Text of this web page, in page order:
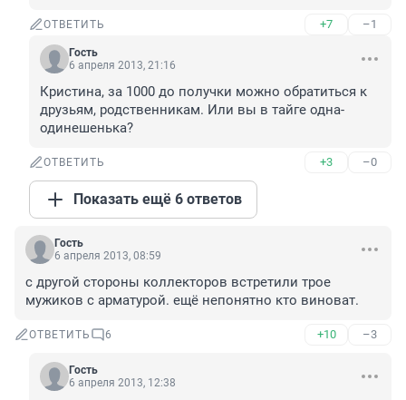
ОТВЕТИТЬ +7 –1
Гость
6 апреля 2013, 21:16
Кристина, за 1000 до получки можно обратиться к
друзьям, родственникам. Или вы в тайге одна-
одинешенька?
ОТВЕТИТЬ +3 –0
Показать ещё 6 ответов
Гость
6 апреля 2013, 08:59
с другой стороны коллекторов встретили трое
мужиков с арматурой. ещё непонятно кто виноват.
ОТВЕТИТЬ 6 +10 –3
Гость
6 апреля 2013, 12:38